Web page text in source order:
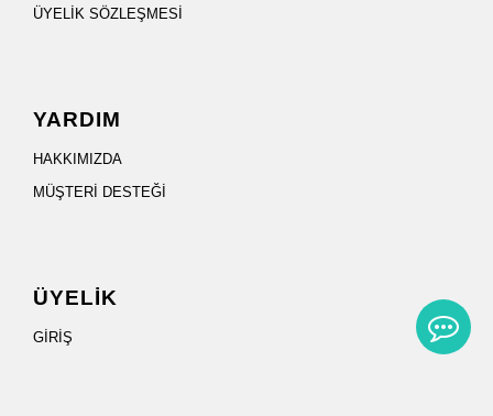
ÜYELİK SÖZLEŞMESİ
YARDIM
HAKKIMIZDA
MÜŞTERİ DESTEĞİ
ÜYELİK
GİRİŞ